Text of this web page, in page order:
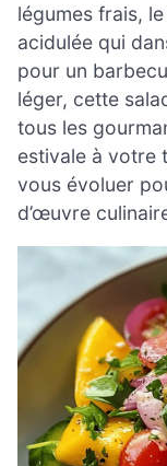
légumes frais,
acidulée qui
pour un
léger, cette
tous les
estivale à votre
vous évoluer
d’œuvre